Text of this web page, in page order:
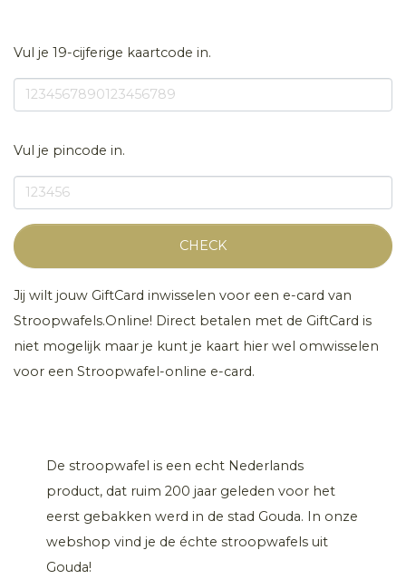
Vul je 19-cijferige kaartcode in.
Vul je pincode in.
CHECK
Jij wilt jouw GiftCard inwisselen voor een e-card van
Stroopwafels.Online! Direct betalen met de GiftCard is
niet mogelijk maar je kunt je kaart hier wel omwisselen
voor een Stroopwafel-online e-card.
De stroopwafel is een echt Nederlands
product, dat ruim 200 jaar geleden voor het
eerst gebakken werd in de stad Gouda. In onze
webshop vind je de échte stroopwafels uit
Gouda!